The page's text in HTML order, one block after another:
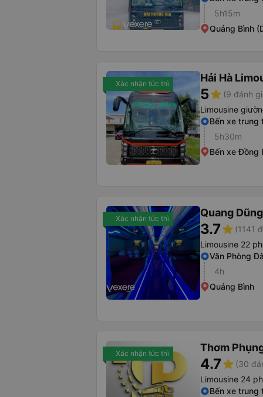
5h15m
Quảng Bình
Xác nhận tức thì Hải Hà
5star (9 đánh
Limousine
Bến xe trung
5h30m
Bến xe Đồng
Xác nhận tức thì Quang
3.7star (1141
Limousine 22
Văn Phòng
4h
Quảng Bình
Xác nhận tức thì Thơm
4.7star (30
Limousine 24
Bến xe trung